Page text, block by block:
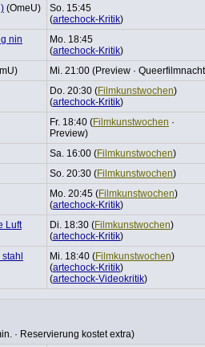
(OmeU)
So. 15:45
(artechock-Kritik)
nin
Mo. 18:45
(artechock-Kritik)
Mi. 21:00 (Preview ·
Do. 20:30 (Film­kunst­wo­chen)
(artechock-Kritik)
Fr. 18:40 (Film­kunst­wo­chen ·
Preview)
Sa. 16:00 (Film­kunst­wo­chen)
So. 20:30 (Film­kunst­wo­chen)
Mo. 20:45 (Film­kunst­wo­chen)
(artechock-Kritik)
Luft
Di. 18:30 (Film­kunst­wo­chen)
(artechock-Kritik)
Mi. 18:40 (Film­kunst­wo­chen)
(artechock-Kritik)
(artechock-Videokritik)
· Reservierung kostet extra)